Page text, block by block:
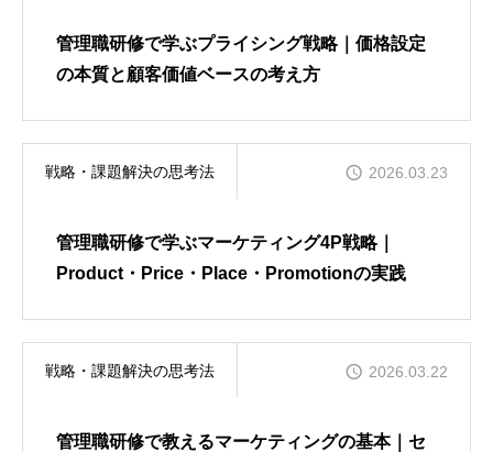
管理職研修で学ぶプライシング戦略｜価格設定
の本質と顧客価値ベースの考え方
戦略・課題解決の思考法 2026.03.23
管理職研修で学ぶマーケティング4P戦略｜
Product・Price・Place・Promotionの実践
戦略・課題解決の思考法 2026.03.22
管理職研修で教えるマーケティングの基本｜セ